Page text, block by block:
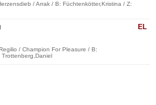
/ Arrak / B: Füchtenkötter,Kristina / Z:
EL
/ Champion For Pleasure / B: